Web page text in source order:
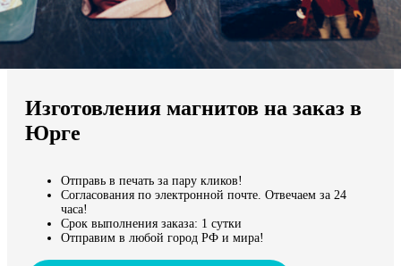
Мы доставляем по всему миру
Продолжить без города
Изготовления магнитов на заказ в
Юрге
Отправь в печать за пару кликов!
Согласования по электронной почте. Отвечаем за 24
часа!
Срок выполнения заказа: 1 сутки
Отправим в любой город РФ и мира!